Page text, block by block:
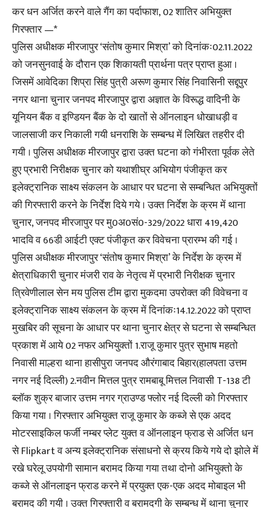
कर धन अर्जित करने वाले गैंग का पर्दाफाश, 02 शातिर अभियुक्त
गिरफ्तार —*
पुलिस अधीक्षक मीरजापुर ‘संतोष कुमार मिश्रा’ को दिनांकः02.11.2022
को जनसुनवाई के दौरान एक शिकायती प्रार्थना पत्र प्राप्त हुआ ।
जिसमें आवेदिका शिप्रा सिंह पुत्री अरूण कुमार सिंह निवासिनी सद्दूपुर
नगर थाना चुनार जनपद मीरजापुर द्वारा अज्ञात के विरूद्ध वादिनी के
यूनियन बैंक व इण्डियन बैंक के दो खातों से ऑनलाइन धोखाधड़ी व
जालसाजी कर निकाली गयी धनराशि के सम्बन्ध में लिखित तहरीर दी
गयी । पुलिस अधीक्षक मीरजापुर द्वारा उक्त घटना को गंभीरता पूर्वक लेते
हुए प्रभारी निरीक्षक चुनार को यथाशीघ्र अभियोग पंजीकृत कर
इलेक्ट्रानिक साक्ष्य संकलन के आधार पर घटना से सम्बन्धित अभियुक्तों
की गिरफ्तारी करने के निर्देश दिये गये । उक्त निर्देश के क्रम में थाना
चुनार, जनपद मीरजापुर पर मु0अ0सं0-329/2022 धारा 419,420
भादवि व 66डी आईटी एक्ट पंजीकृत कर विवेचना प्रारम्भ की गई ।
पुलिस अधीक्षक मीरजापुर ‘संतोष कुमार मिश्रा’ के निर्देश के क्रम में
क्षेत्राधिकारी चुनार मंजरी राव के नेतृत्व में प्रभारी निरीक्षक चुनार
त्रिवेणीलाल सेन मय पुलिस टीम द्वारा मुकदमा उपरोक्त की विवेचना व
इलेक्ट्रानिक साक्ष्य संकलन के क्रम में दिनांकः14.12.2022 को प्राप्त
मुखबिर की सूचना के आधार पर थाना चुनार क्षेत्र से घटना से सम्बन्धित
प्रकाश में आये 02 नफर अभियुक्तों 1.राजू कुमार पुत्र सुभाष महतो
निवासी माल्हरा थाना हासीपुरा जनपद औरंगाबाद बिहार(हालपता उत्तम
नगर नई दिल्ली) 2.नवीन मित्तल पुत्र रामबाबू मित्तल निवासी T-138 टी
ब्लॉक शुक्र बाजार उत्तम नगर ग्राउण्ड फ्लोर नई दिल्ली को गिरफ्तार
किया गया । गिरफ्तार अभियुक्त राजू कुमार के कब्जे से एक अदद
मोटरसाइकिल फर्जी नम्बर प्लेट युक्त व ऑनलाइन फ्राड से अर्जित धन
से Flipkart व अन्य इलेक्ट्रानिक संसाधनो से क्रय किये गये दो झोले में
रखे घरेलू उपयोगी सामान बरामद किया गया तथा दोनो अभियुक्तो के
कब्जे से ऑनलाइन फ्राड करने में प्रयुक्त एक-एक अदद मोबाइल भी
बरामद की गयी । उक्त गिरफ्तारी व बरामदगी के सम्बन्ध में थाना चुनार